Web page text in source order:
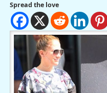
Spread the love